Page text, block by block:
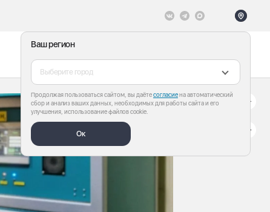
Ваш регион
Выберите город
Продолжая пользоваться сайтом, вы даётесогласиена автоматический
сбор и анализ ваших данных, необходимых для работы сайта и его
улучшения, использование файлов cookie.
Ок